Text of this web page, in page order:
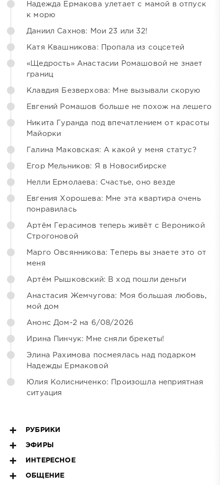
Надежда Ермакова улетает с мамой в отпуск
к морю
Даниил Сахнов: Мои 23 или 32!
Катя Квашникова: Пропала из соцсетей
«Щедрость» Анастасии Ромашовой не знает
границ
Клавдия Безверхова: Мне вызывали скорую
Евгений Ромашов больше не похож на лешего
Никита Гуранда под впечатлением от красоты
Майорки
Галина Маковская: А какой у меня статус?
Егор Мельников: Я в Новосибирске
Нелли Ермолаева: Счастье, оно везде
Евгения Хорошева: Мне эта квартира очень
понравилась
Артём Герасимов теперь живёт с Вероникой
Строгоновой
Марго Овсянникова: Теперь вы знаете это от
меня
Артём Рышковский: В ход пошли деньги
Анастасия Жемчугова: Моя большая любовь,
мой дом
Анонс Дом-2 на 6/08/2026
Ирина Пинчук: Мне сняли брекеты!
Элина Рахимова посмеялась над подарком
Надежды Ермаковой
Юлия Колисниченко: Произошла неприятная
ситуация
РУБРИКИ
ЭФИРЫ
ИНТЕРЕСНОЕ
ОБЩЕНИЕ